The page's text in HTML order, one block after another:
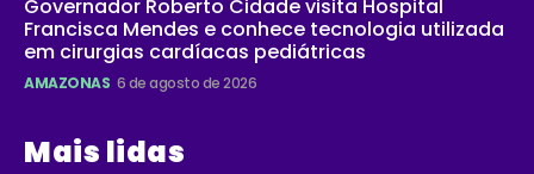
Governador Roberto Cidade visita Hospital
Francisca Mendes e conhece tecnologia utilizada
em cirurgias cardíacas pediátricas
AMAZONAS 6 de agosto de 2026
Mais lidas